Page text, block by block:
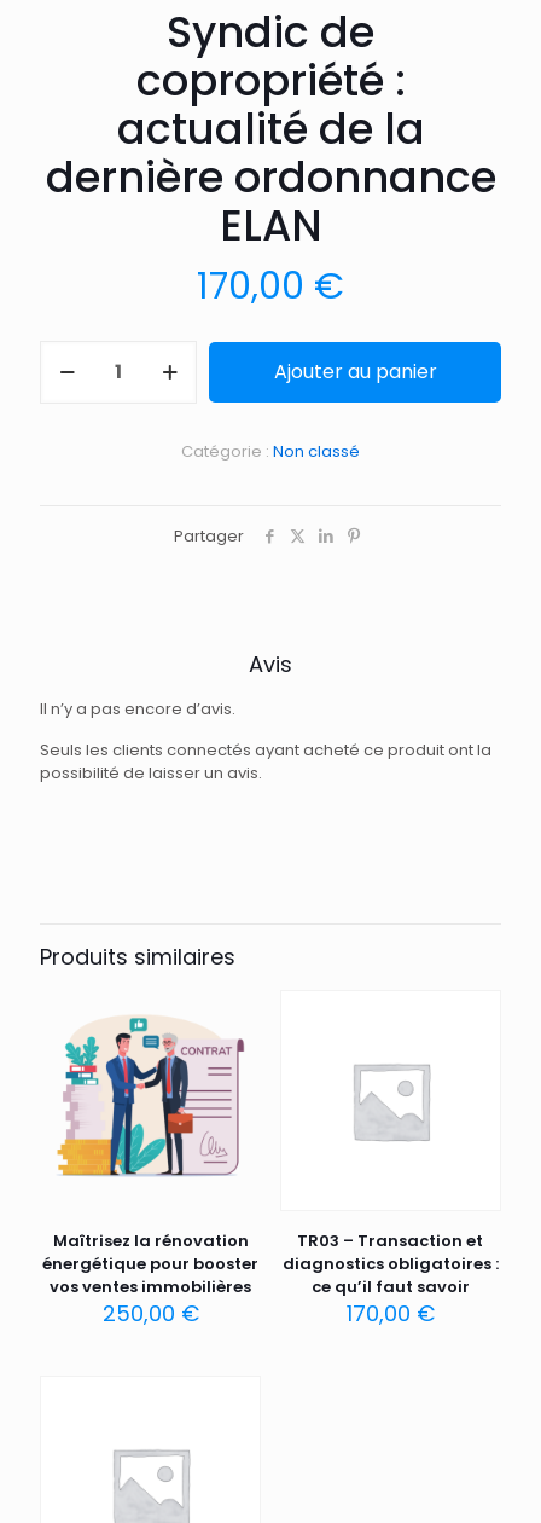
Syndic de
copropriété :
actualité de la
dernière ordonnance
ELAN
170,00 €
Ajouter au panier
Catégorie : Non classé
Partager
Avis
Il n’y a pas encore d’avis.
Seuls les clients connectés ayant acheté ce produit ont la
possibilité de laisser un avis.
Produits similaires
Maîtrisez la rénovation
énergétique pour booster
vos ventes immobilières
250,00 €
TR03 – Transaction et
diagnostics obligatoires :
ce qu’il faut savoir
170,00 €